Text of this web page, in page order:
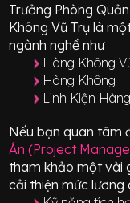
Trưởng Phòng
Không Vũ Trụ là
ngành nghề như
Hàng Không
Hàng Không
Linh Kiện
Nếu bạn quan tâm
Án (Project
tham khảo một vài
cải thiện mức lương